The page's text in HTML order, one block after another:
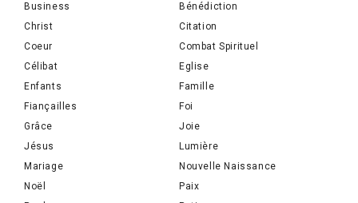
Business
Bénédiction
Christ
Citation
Coeur
Combat Spirituel
Célibat
Eglise
Enfants
Famille
Fiançailles
Foi
Grâce
Joie
Jésus
Lumière
Mariage
Nouvelle Naissance
Noël
Paix